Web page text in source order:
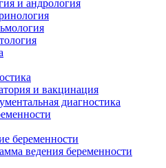
и андрология
и вакцинация
диагностика
беременности
ведения беременности